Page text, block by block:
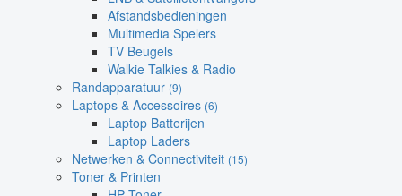
Afstandsbedieningen
Multimedia Spelers
TV Beugels
Walkie Talkies & Radio
Randapparatuur (9)
Laptops & Accessoires (6)
Laptop Batterijen
Laptop Laders
Netwerken & Connectiviteit (15)
Toner & Printen